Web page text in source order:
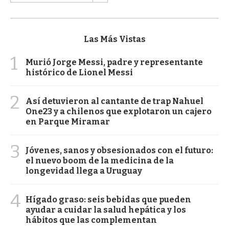
Las Más Vistas
1
Murió Jorge Messi, padre y representante
histórico de Lionel Messi
2
Así detuvieron al cantante de trap Nahuel
One23 y a chilenos que explotaron un cajero
en Parque Miramar
3
Jóvenes, sanos y obsesionados con el futuro:
el nuevo boom de la medicina de la
longevidad llega a Uruguay
4 Hígado graso: seis bebidas que pueden
ayudar a cuidar la salud hepática y los
hábitos que las complementan